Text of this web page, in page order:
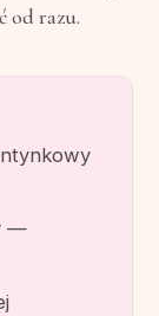
od razu.
—